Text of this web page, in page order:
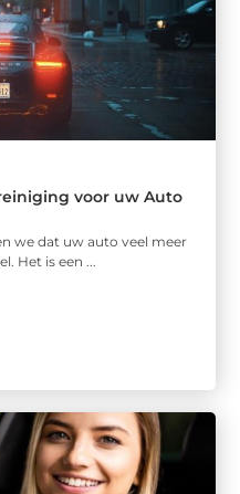
voor uw Auto
we dat uw auto veel meer
Het is een ...